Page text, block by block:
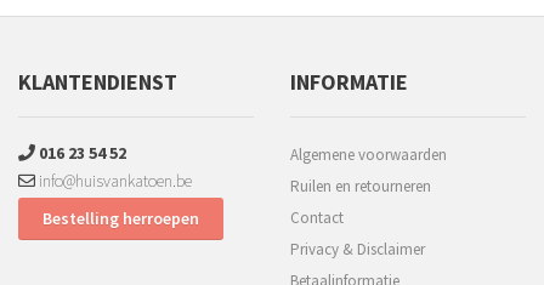
KLANTENDIENST
016 23 54 52
info@huisvankatoen.be
Bestelling herroepen
INFORMATIE
Algemene voorwaarden
Ruilen en retourneren
Contact
Privacy & Disclaimer
Betaalinformatie